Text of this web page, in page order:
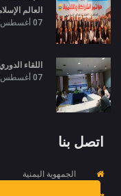
العالم
07 أغسطس 2025
اللقاء
07 أغسطس 2025
اتصل بنا
الجمهوية اليمنية